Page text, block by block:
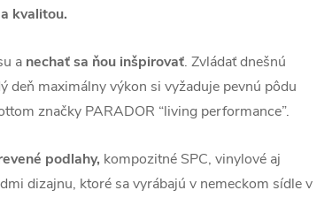
kvalitou.
a nechať sa ňou inšpirovať. Zvládať dnešnú
deň maximálny výkon si vyžaduje pevnú pôdu
značky PARADOR “living performance”.
podlahy, kompozitné SPC, vinylové aj
dizajnu, ktoré sa vyrábajú v nemeckom sídle v